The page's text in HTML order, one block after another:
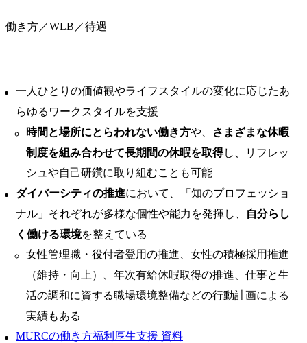
働き方／WLB／待遇
一人ひとりの価値観やライフスタイルの変化に応じたあ
らゆるワークスタイルを支援
時間と場所にとらわれない働き方や、
さまざまな休暇
制度を組み合わせて長期間の休暇を取得し、リフレッ
シュや自己研鑽に取り組むことも可能
ダイバーシティの推進において、「知のプロフェッショ
ナル」それぞれが多様な個性や能力を発揮し、
自分らし
く働ける環境を整えている
女性管理職・役付者登用の推進、女性の積極採用推進
（維持・向上）、年次有給休暇取得の推進、仕事と生
活の調和に資する職場環境整備などの行動計画による
実績もある
MURCの働き方福利厚生支援 資料